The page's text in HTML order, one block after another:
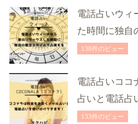
電話占いウィ
た時間に独自
138件のビュー
電話占いココ
占いと電話占
133件のビュー